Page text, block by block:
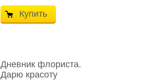
Купить
Дневник флориста.
Дарю красоту